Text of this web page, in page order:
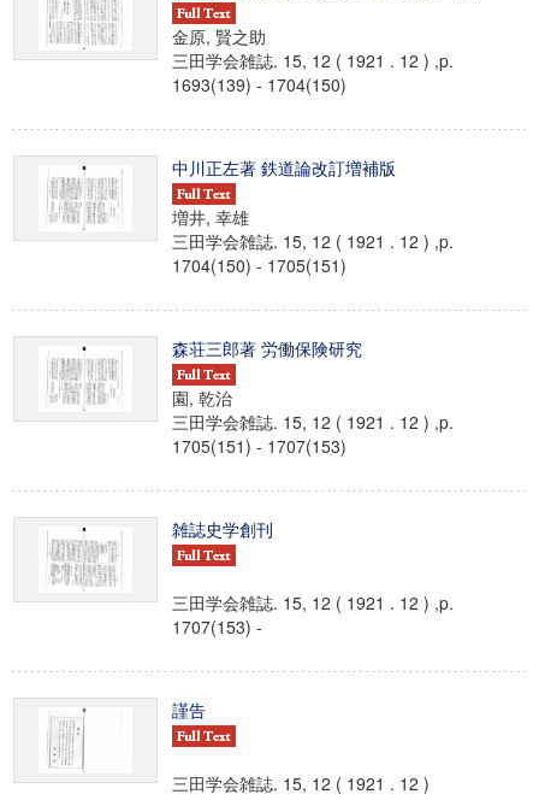
金原, 賢之助
三田学会雑誌. 15, 12 ( 1921 . 12 ) ,p.
1693(139) - 1704(150)
中川正左著 鉄道論改訂増補版
増井, 幸雄
三田学会雑誌. 15, 12 ( 1921 . 12 ) ,p.
1704(150) - 1705(151)
森荘三郎著 労働保険研究
園, 乾治
三田学会雑誌. 15, 12 ( 1921 . 12 ) ,p.
1705(151) - 1707(153)
雑誌史学創刊
三田学会雑誌. 15, 12 ( 1921 . 12 ) ,p.
1707(153) -
謹告
三田学会雑誌. 15, 12 ( 1921 . 12 )